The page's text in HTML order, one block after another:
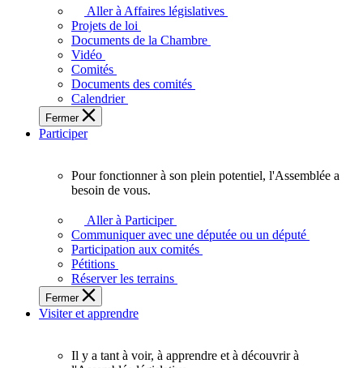
adopte
touchent
des
Ontariennes
et
Aller à Affaires législatives
Projets de loi
Documents de la Chambre
Vidéo
Comités
Documents des comités
Calendrier
Fermer
Participer
plein
potentiel,
l'Assemblée
a
besoin
de
Pour fonctionner à son plein potentiel, l'Assemblée a
besoin de vous.
Aller à Participer
Communiquer avec une députée ou un député
Participation aux comités
Pétitions
Réserver les terrains
Fermer
Visiter et apprendre
Il y a tant à voir, à apprendre et à découvrir à